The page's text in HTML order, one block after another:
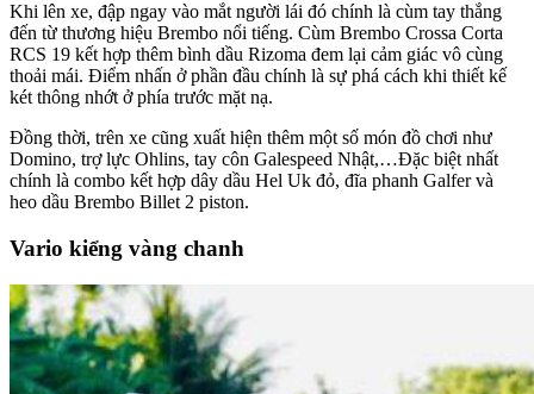
Khi lên xe, đập ngay vào mắt người lái đó chính là cùm tay thắng
đến từ thương hiệu Brembo nổi tiếng. Cùm Brembo Crossa Corta
RCS 19 kết hợp thêm bình dầu Rizoma đem lại cảm giác vô cùng
thoải mái. Điểm nhấn ở phần đầu chính là sự phá cách khi thiết kế
két thông nhớt ở phía trước mặt nạ.
Đồng thời, trên xe cũng xuất hiện thêm một số món đồ chơi như
Domino, trợ lực Ohlins, tay côn Galespeed Nhật,…Đặc biệt nhất
chính là combo kết hợp dây dầu Hel Uk đỏ, đĩa phanh Galfer và
heo dầu Brembo Billet 2 piston.
Vario kiểng vàng chanh